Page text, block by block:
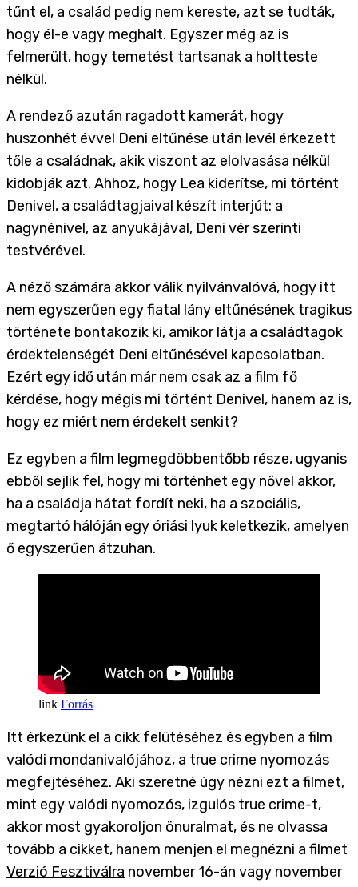
tűnt el, a család pedig nem kereste, azt se tudták,
hogy él-e vagy meghalt. Egyszer még az is
felmerült, hogy temetést tartsanak a holtteste
nélkül.
A rendező azután ragadott kamerát, hogy
huszonhét évvel Deni eltűnése után levél érkezett
tőle a családnak, akik viszont az elolvasása nélkül
kidobják azt. Ahhoz, hogy Lea kiderítse, mi történt
Denivel, a családtagjaival készít interjút: a
nagynénivel, az anyukájával, Deni vér szerinti
testvérével.
A néző számára akkor válik nyilvánvalóvá, hogy itt
nem egyszerűen egy fiatal lány eltűnésének tragikus
története bontakozik ki, amikor látja a családtagok
érdektelenségét Deni eltűnésével kapcsolatban.
Ezért egy idő után már nem csak az a film fő
kérdése, hogy mégis mi történt Denivel, hanem az is,
hogy ez miért nem érdekelt senkit?
Ez egyben a film legmegdöbbentőbb része, ugyanis
ebből sejlik fel, hogy mi történhet egy nővel akkor,
ha a családja hátat fordít neki, ha a szociális,
megtartó hálóján egy óriási lyuk keletkezik, amelyen
ő egyszerűen átzuhan.
Forrás
Itt érkezünk el a cikk felütéséhez és egyben a film
valódi mondanivalójához, a true crime nyomozás
megfejtéséhez. Aki szeretné úgy nézni ezt a filmet,
mint egy valódi nyomozós, izgulós true crime-t,
akkor most gyakoroljon önuralmat, és ne olvassa
tovább a cikket, hanem menjen el megnézni a filmet
Verzió Fesztiválra november 16-án vagy november